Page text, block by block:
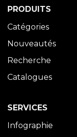
PRODUITS
Catégories
Nouveautés
Recherche
Catalogues
SERVICES
Infographie